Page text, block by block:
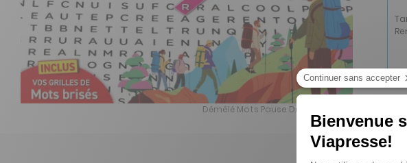
Démêlé Mots Pause Détente + n° 31